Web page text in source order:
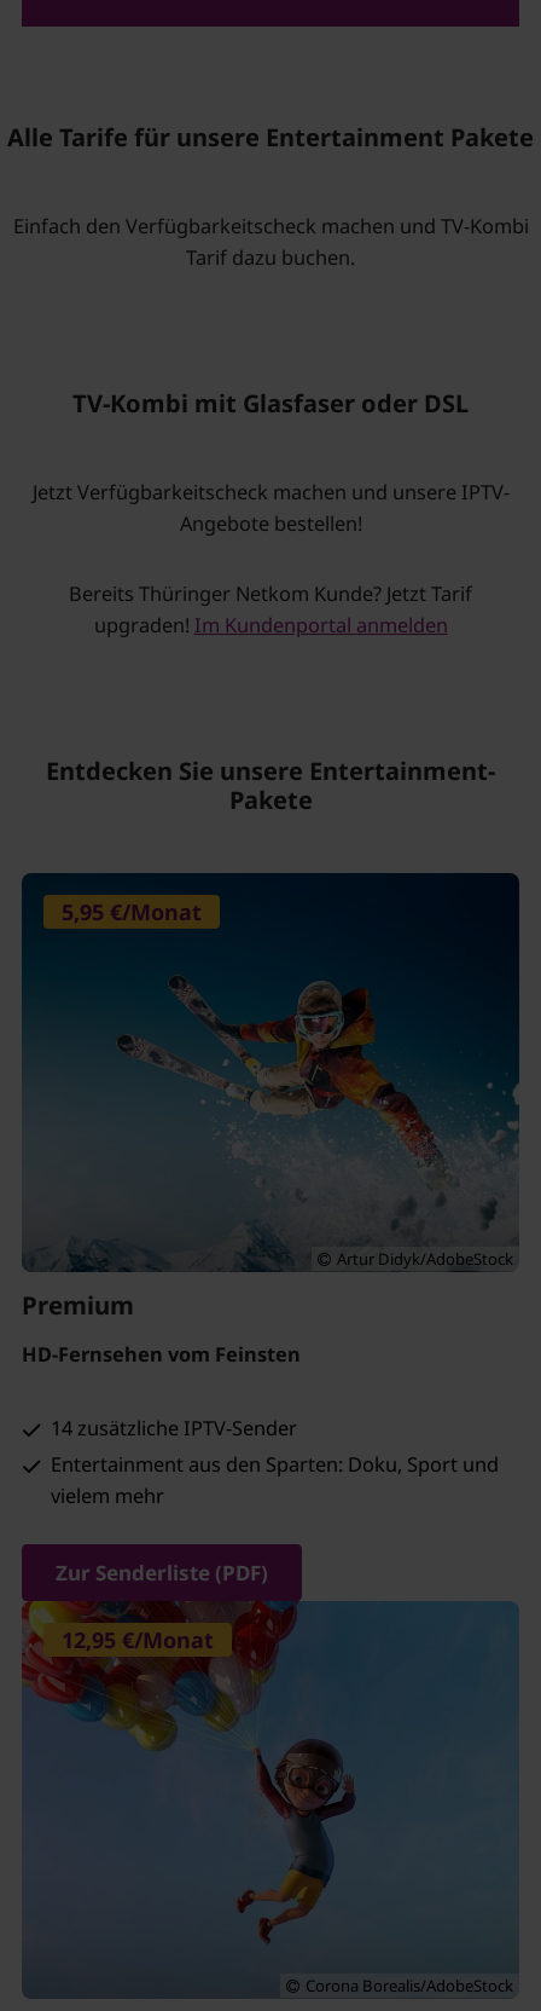
Alle Tarife für unsere Entertainment Pakete
Einfach den Verfügbarkeitscheck machen und TV-Kombi
Tarif dazu buchen.
TV-Kombi mit Glasfaser oder DSL
Jetzt Verfügbarkeitscheck machen und unsere IPTV-
Angebote bestellen!
Bereits Thüringer Netkom Kunde? Jetzt Tarif
upgraden! Im Kundenportal anmelden
Entdecken Sie unsere Entertainment-
Pakete
Artur Didyk/AdobeStock
5,95 €/Monat
Premium
HD-Fernsehen vom Feinsten
14 zusätzliche IPTV-Sender
Entertainment aus den Sparten: Doku, Sport und
vielem mehr
Zur Senderliste (PDF)
Corona Borealis/AdobeStock
12,95 €/Monat